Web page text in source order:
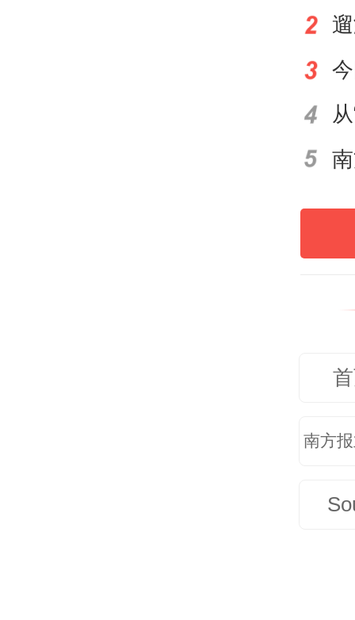
超负
使
这
却
南方